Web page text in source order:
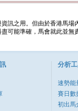
訊之用。但由於香港馬
可能準確，馬會就此並
分析
速勢能
賽日數
初出馬